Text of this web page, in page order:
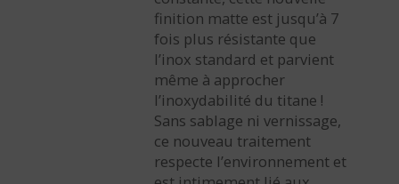
finition matte est jusqu’à 7
fois plus résistante que
l’inox standard et parvient
même à approcher
l’inoxydabilité du titane !
Sans sablage ni vernissage,
ce nouveau traitement
respecte l’environnement et